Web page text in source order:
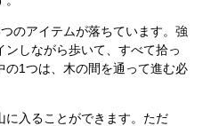
のアイテムが落ちています。強
しながら歩いて、すべて拾っ
の1つは、木の間を通って進む必
に入ることができます。ただ